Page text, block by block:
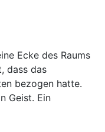
Ecke des Raums
dass das
bezogen hatte.
Geist. Ein